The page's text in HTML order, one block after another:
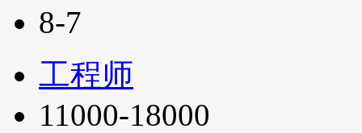
8-7
工程师
11000-18000